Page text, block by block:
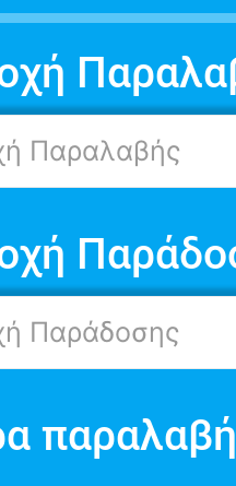
Παραλαβής
Παράδοσης